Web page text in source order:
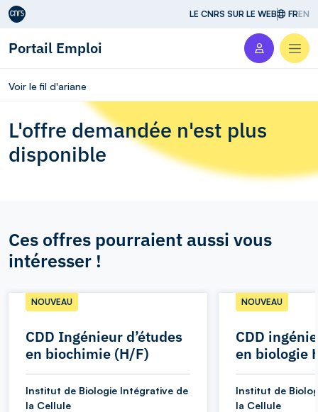
Aller au contenu LE CNRS SUR LE WEB FREN
Portail Emploi
Voir le fil d'ariane
L'offre demandée n'est plus
disponible
Ces offres pourraient aussi vous
intéresser !
CDD Ingénieur d’études
en biochimie (H/F)
NOUVEAU
Institut de Biologie Intégrative de
la Cellule
CDD
en biologie
NOUVEAU
Institut de
la Cellule